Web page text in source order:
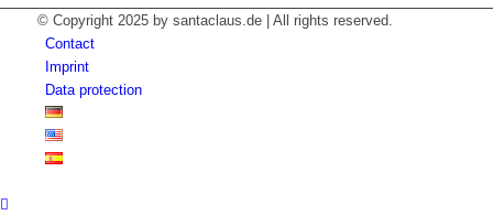
© Copyright 2025 by santaclaus.de | All rights reserved.
Contact
Imprint
Data protection